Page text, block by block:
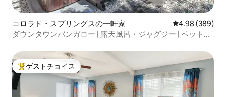
コロラド・スプリングスの一軒家 レビュー389
4.98 (389)
ダウンタウンバンガロー | 露天風呂・ジャグジー | ペット
大好評のゲストチョイスです。
ゲストチョイス